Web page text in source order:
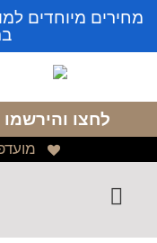
מחירים מיוחדים
לחצו והירשמו